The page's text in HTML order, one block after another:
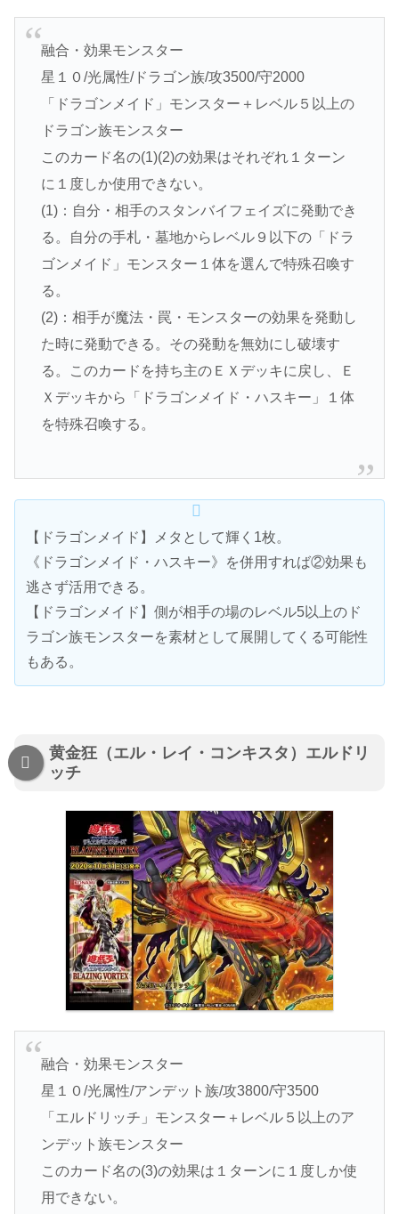
融合・効果モンスター
星１０/光属性/ドラゴン族/攻3500/守2000
「ドラゴンメイド」モンスター＋レベル５以上の
ドラゴン族モンスター
このカード名の(1)(2)の効果はそれぞれ１ターン
に１度しか使用できない。
(1)：自分・相手のスタンバイフェイズに発動でき
る。自分の手札・墓地からレベル９以下の「ドラ
ゴンメイド」モンスター１体を選んで特殊召喚す
る。
(2)：相手が魔法・罠・モンスターの効果を発動し
た時に発動できる。その発動を無効にし破壊す
る。このカードを持ち主のＥＸデッキに戻し、Ｅ
Ｘデッキから「ドラゴンメイド・ハスキー」１体
を特殊召喚する。
【ドラゴンメイド】メタとして輝く1枚。
《ドラゴンメイド・ハスキー》を併用すれば②効果も
逃さず活用できる。
【ドラゴンメイド】側が相手の場のレベル5以上のド
ラゴン族モンスターを素材として展開してくる可能性
もある。
黄金狂（エル・レイ・コンキスタ）エルドリ
ッチ
融合・効果モンスター
星１０/光属性/アンデット族/攻3800/守3500
「エルドリッチ」モンスター＋レベル５以上のア
ンデット族モンスター
このカード名の(3)の効果は１ターンに１度しか使
用できない。